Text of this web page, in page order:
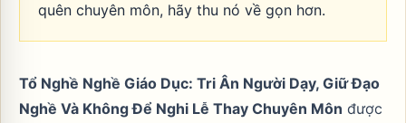
quên chuyên môn, hãy thu nó về gọn hơn.
Tổ Nghề Nghề Giáo Dục: Tri Ân Người Dạy, Giữ Đạo
Nghề Và Không Để Nghi Lễ Thay Chuyên Môn được